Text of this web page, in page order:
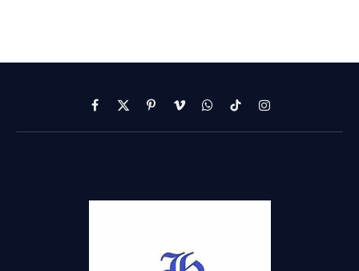
Facebook
X
(Twitter)
PinterestVimeoWhatsApp
TikTokInstagram